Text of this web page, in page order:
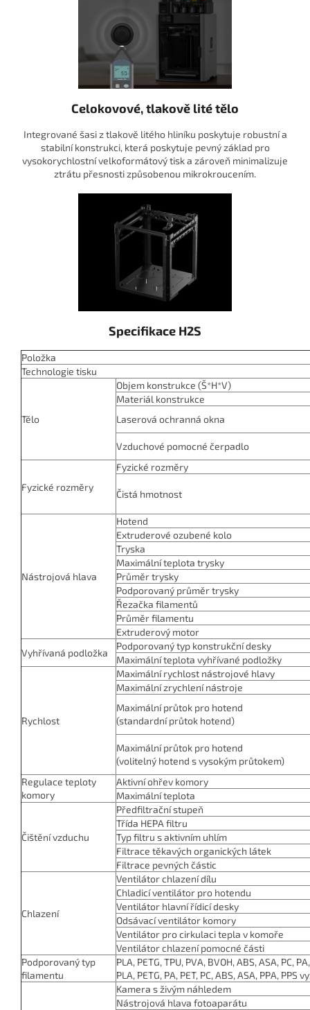
Celokovové, tlakově lité tělo
Integrované šasi z tlakově litého hliníku poskytuje robustní a
stabilní konstrukci, která poskytuje pevný základ pro
vysokorychlostní velkoformátový tisk a zároveň minimalizuje
ztrátu přesnosti způsobenou mikrokroucením.
Specifikace H2S
Položka
Technologie tisku
Tělo
Objem konstrukce (Š*H*V)
Materiál konstrukce
Laserová ochranná okna
Vzduchové pomocné čerpadlo
Fyzické rozměry
Fyzické rozměry
Čistá hmotnost
Nástrojová hlava
Hotend
Extruderové ozubené kolo
Tryska
Maximální teplota trysky
Průměr trysky
Podporovaný průměr trysky
Řezačka filamentů
Průměr filamentu
Extruderový motor
Vyhřívaná podložka
Podporovaný typ konstrukční desky
Maximální teplota vyhřívané podložky
Rychlost
Maximální rychlost nástrojové hlavy
Maximální zrychlení nástroje
Maximální průtok pro hotend
(standardní průtok hotend)
Maximální průtok pro hotend
(volitelný hotend s vysokým průtokem)
Regulace teploty
komory
Aktivní ohřev komory
Maximální teplota
Čištění vzduchu
Předfiltrační stupeň
Třída HEPA filtru
Typ filtru s aktivním uhlím
Filtrace těkavých organických látek
Filtrace pevných částic
Chlazení
Ventilátor chlazení dílu
Chladicí ventilátor pro hotendu
Ventilátor hlavní řídicí desky
Odsávací ventilátor komory
Ventilátor pro cirkulaci tepla v komoře
Ventilátor chlazení pomocné části
Podporovaný typ
filamentu
PLA, PETG, TPU, PVA, BVOH, ABS, ASA, PC,
PLA, PETG, PA, PET, PC, ABS, ASA, PPA,
Kamera s živým náhledem
Nástrojová hlava fotoaparátu